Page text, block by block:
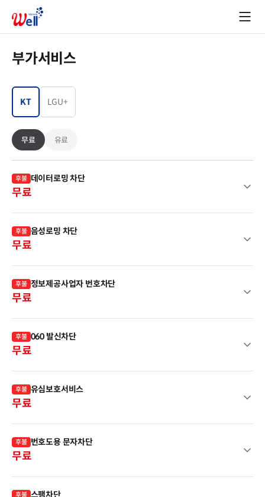
부가서비스
KT LGU+
무료 유료
후불 데이터로밍 차단
무료
후불 음성로밍 차단
무료
후불 정보제공사업자 번호차단
무료
후불 060 발신차단
무료
후불 유심보호서비스
무료
후불 번호도용 문자차단
무료
후불 스팸차단